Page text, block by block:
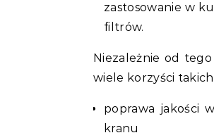
zastosowanie w
filtrów.
Niezależnie od
wiele korzyści takich
poprawa jakości
kranu